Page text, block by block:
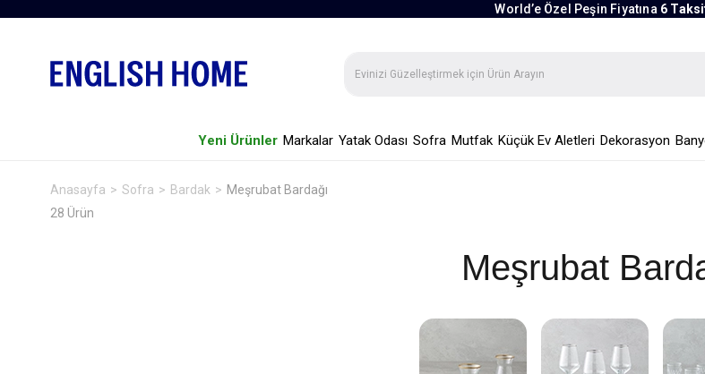
World’e Özel Peşin Fiyatına 6
Yeni Ürünler Markalar Yatak Odası Sofra Mutfak Küçük Ev Aletleri Dekorasyon
Anasayfa Sofra Bardak
Meşrubat Bardağı
28 Ürün
Meşrubat